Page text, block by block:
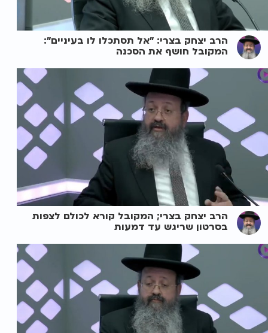
הרב יצחק בצרי: "אל תסתכלו לו בעיניים":
המקובל חושף את הסכנה
הרב יצחק בצרי; המקובל קורא לכולם לצפות
בסרטון שריגש עד דמעות